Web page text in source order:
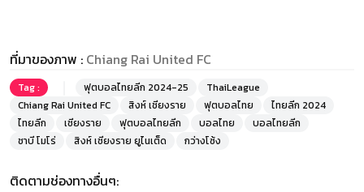
ที่มาของภาพ : Chiang Rai United FC
Tag : ฟุตบอลไทยลีก 2024-25
ThaiLeague
Chiang Rai United FC
สิงห์ เชียงราย ฟุตบอลไทย
ไทยลีก 2024
ไทยลีก
เชียงราย ฟุตบอลไทยลีก บอลไทย
บอลไทยลีก
ชาบี โมโร่
สิงห์ เชียงราย ยูไนเต็ด กว่างโซ้ง
ติดตามช่องทางอื่นๆ: